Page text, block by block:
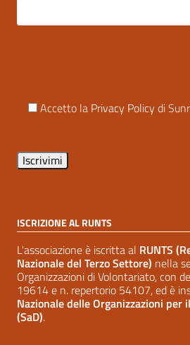
Accetto la Privacy Policy di
ISCRIZIONE AL RUNTS
L'associazione è iscritta al RUNTS
Nazionale del Terzo Settore) nella
Organizzazioni di Volontariato, con
19614 e n. repertorio 54107, ed è
Nazionale delle Organizzazioni per
(SaD).